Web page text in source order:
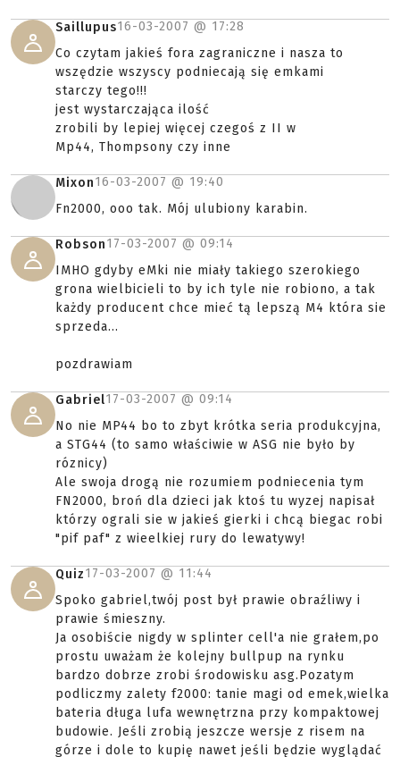
Saillupus16-03-2007 @ 17:28
Co czytam jakieś fora zagraniczne i nasza to
wszędzie wszyscy podniecają się emkami
starczy tego!!!
jest wystarczająca ilość
zrobili by lepiej więcej czegoś z II w
Mp44, Thompsony czy inne
Mixon16-03-2007 @ 19:40
Fn2000, ooo tak. Mój ulubiony karabin.
Robson17-03-2007 @ 09:14
IMHO gdyby eMki nie miały takiego szerokiego
grona wielbicieli to by ich tyle nie robiono, a tak
każdy producent chce mieć tą lepszą M4 która sie
sprzeda...
pozdrawiam
Gabriel17-03-2007 @ 09:14
No nie MP44 bo to zbyt krótka seria produkcyjna,
a STG44 (to samo właściwie w ASG nie było by
róznicy)
Ale swoja drogą nie rozumiem podniecenia tym
FN2000, broń dla dzieci jak ktoś tu wyzej napisał
którzy ograli sie w jakieś gierki i chcą biegac robi
"pif paf" z wieelkiej rury do lewatywy!
Quiz17-03-2007 @ 11:44
Spoko gabriel,twój post był prawie obraźliwy i
prawie śmieszny.
Ja osobiście nigdy w splinter cell'a nie grałem,po
prostu uważam że kolejny bullpup na rynku
bardzo dobrze zrobi środowisku asg.Pozatym
podliczmy zalety f2000: tanie magi od emek,wielka
bateria długa lufa wewnętrzna przy kompaktowej
budowie. Jeśli zrobią jeszcze wersje z risem na
górze i dole to kupię nawet jeśli będzie wyglądać